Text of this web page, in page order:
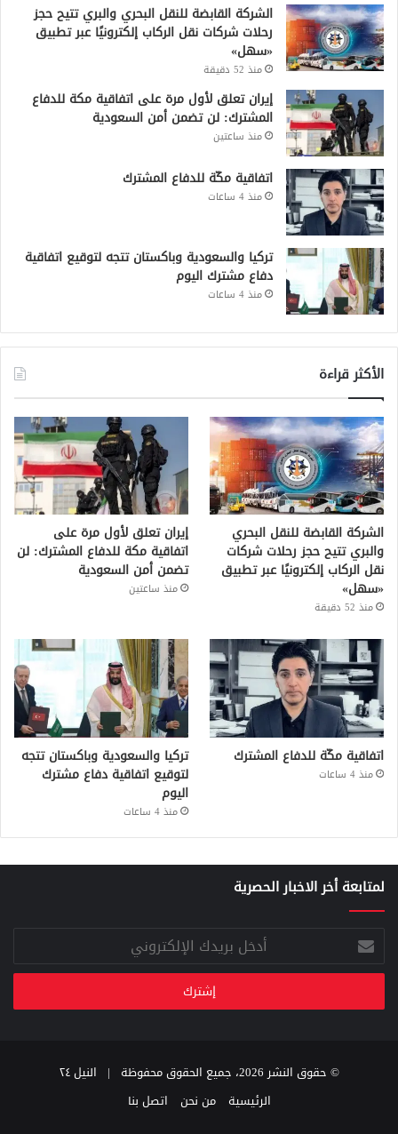
الشركة القابضة للنقل البحري والبري تتيح حجز
رحلات شركات نقل الركاب إلكترونيًا عبر تطبيق
«سهل»
منذ 52 دقيقة
إيران تعلق لأول مرة على اتفاقية مكة للدفاع
المشترك: لن تضمن أمن السعودية
منذ ساعتين
اتفاقية مكّة للدفاع المشترك
منذ 4 ساعات
تركيا والسعودية وباكستان تتجه لتوقيع اتفاقية
دفاع مشترك اليوم
منذ 4 ساعات
الأكثر قراءة
الشركة القابضة للنقل البحري
والبري تتيح حجز رحلات شركات
نقل الركاب إلكترونيًا عبر تطبيق
«سهل»
منذ 52 دقيقة
إيران تعلق لأول مرة على
اتفاقية مكة للدفاع المشترك: لن
تضمن أمن السعودية
منذ ساعتين
اتفاقية مكّة للدفاع المشترك
منذ 4 ساعات
تركيا والسعودية وباكستان تتجه
لتوقيع اتفاقية دفاع مشترك
اليوم
منذ 4 ساعات
لمتابعة أخر الاخبار الحصرية
أدخل
بريدك
الإلكتروني
© حقوق النشر 2026، جميع الحقوق محفوظة |
النيل ٢٤
الرئيسية
من نحن اتصل بنا